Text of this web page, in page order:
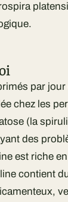
par jour
chez les
(la
des
est riche
contient